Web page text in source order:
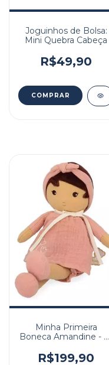
Joguinhos de Bolsa:
Mini Quebra Cabeça
R$49,90
Minha Primeira
Boneca Amandine - 25
R$199,90